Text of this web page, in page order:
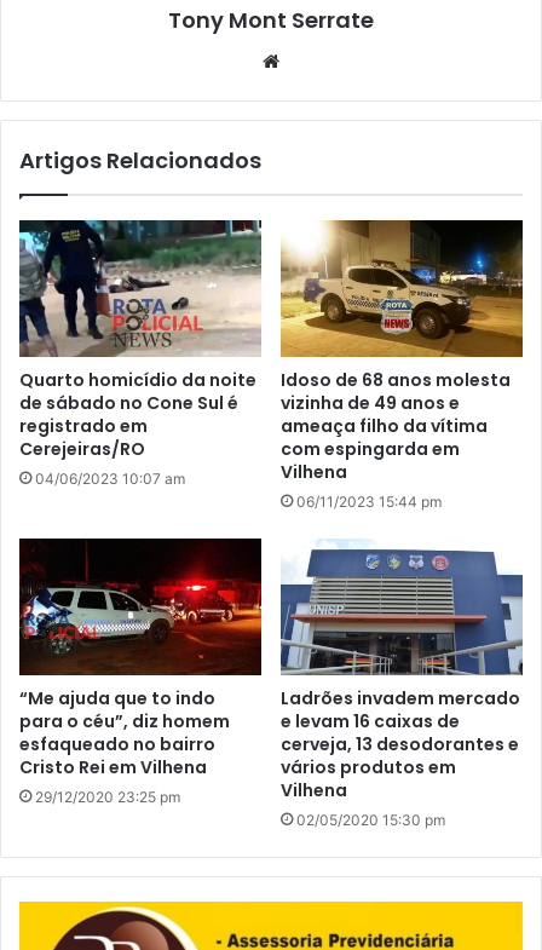
Tony Mont Serrate
te
Artigos Relacionados
Quarto homicídio da noite
de sábado no Cone Sul é
registrado em
Cerejeiras/RO
04/06/2023 10:07 am
Idoso de 68 anos molesta
vizinha de 49 anos e
ameaça filho da vítima
com espingarda em
Vilhena
06/11/2023 15:44 pm
“Me ajuda que to indo
para o céu”, diz homem
esfaqueado no bairro
Cristo Rei em Vilhena
29/12/2020 23:25 pm
Ladrões invadem mercado
e levam 16 caixas de
cerveja, 13 desodorantes e
vários produtos em
Vilhena
02/05/2020 15:30 pm